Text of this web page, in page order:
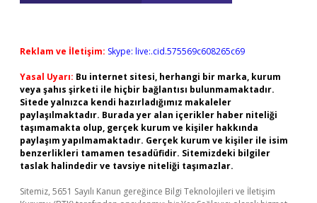
Reklam ve İletişim: Skype: live:.cid.575569c608265c69
Yasal Uyarı: Bu internet sitesi, herhangi bir marka, kurum
veya şahıs şirketi ile hiçbir bağlantısı bulunmamaktadır.
Sitede yalnızca kendi hazırladığımız makaleler
paylaşılmaktadır. Burada yer alan içerikler haber niteliği
taşımamakta olup, gerçek kurum ve kişiler hakkında
paylaşım yapılmamaktadır. Gerçek kurum ve kişiler ile isim
benzerlikleri tamamen tesadüfidir. Sitemizdeki bilgiler
taslak halindedir ve tavsiye niteliği taşımazlar.
Sitemiz, 5651 Sayılı Kanun gereğince Bilgi Teknolojileri ve İletişim